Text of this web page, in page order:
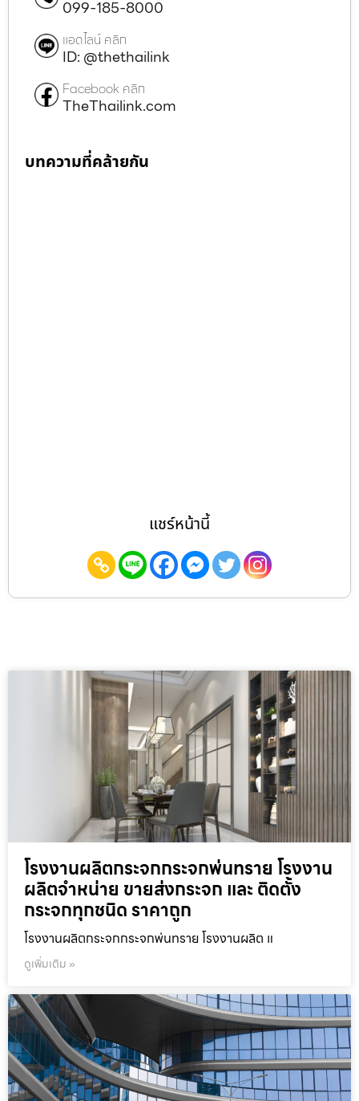
099-185-8000
แอดไลน์ คลิก
ID: @thethailink
Facebook คลิก
TheThailink.com
บทความที่คล้ายกัน
แชร์หน้านี้
โรงงานผลิตกระจกกระจกพ่นทราย โรงงาน
ผลิตจำหน่าย ขายส่งกระจก และ ติดตั้ง
กระจกทุกชนิด ราคาถูก
โรงงานผลิตกระจกกระจกพ่นทราย โรงงานผลิต แ
ดูเพิ่มเติม »